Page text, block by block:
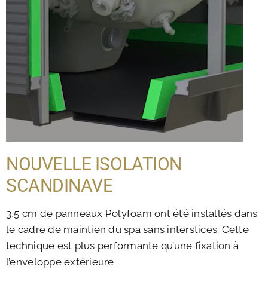
NOUVELLE ISOLATION
SCANDINAVE
3,5 cm de panneaux Polyfoam ont été installés dans
le cadre de maintien du spa sans interstices. Cette
technique est plus performante qu’une fixation à
l’enveloppe extérieure.